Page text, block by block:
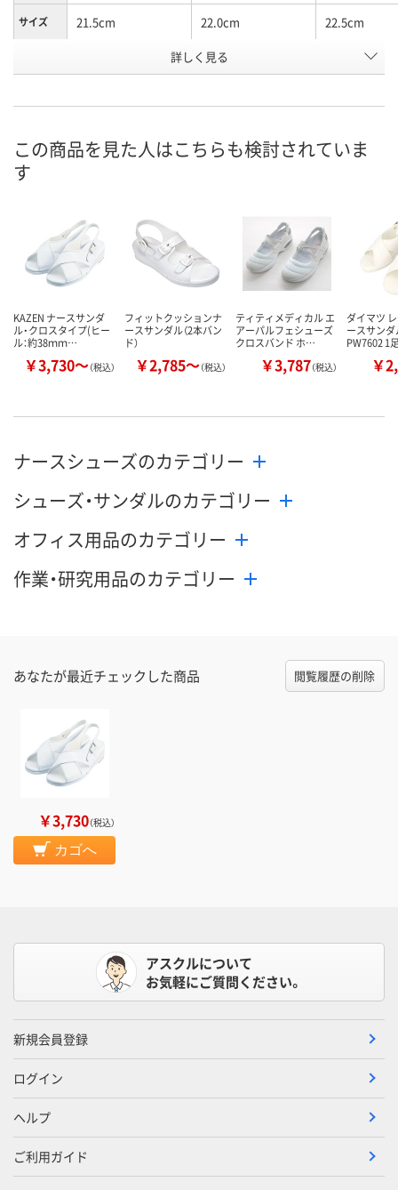
サイズ 21.5cm 22.0cm 22.5cm
2589086 2589095
カゴへ カゴへ カ
詳しく見る
この商品を見た人はこちらも検討されていま
す
KAZEN ナースサンダ
ル・クロスタイプ(ヒー
ル：約38ｍｍ…
￥3,730～（税込）
フィットクッションナ
ースサンダル（2本バン
ド）
￥2,785～（税込）
ティティメディカル エ
アーパルフェシューズ
クロスバンド ホ…
￥3,787（税込）
ダイマツ
ースサンダ
PW7602 1
￥
ナースシューズのカテゴリー
シューズ・サンダルのカテゴリー
オフィス用品のカテゴリー
作業・研究用品のカテゴリー
あなたが最近チェックした商品 閲覧履歴の削除
￥3,730（税込）
カゴへ
アスクルについて
お気軽にご質問ください。
新規会員登録
ログイン
ヘルプ
ご利用ガイド